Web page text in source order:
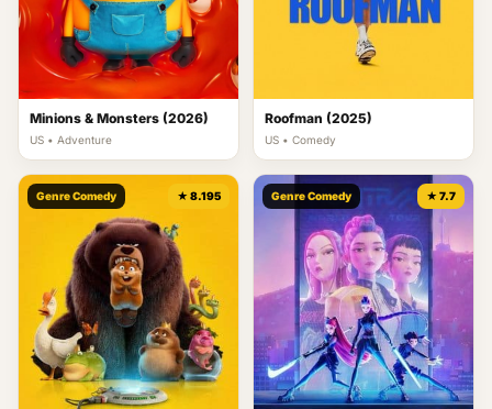
Minions & Monsters (2026)
US • Adventure
Roofman (2025)
US • Comedy
Genre Comedy ★ 8.195 Genre Comedy ★ 7.7